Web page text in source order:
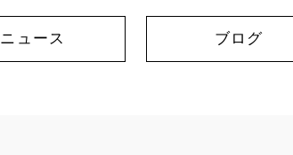
ニュース ブログ